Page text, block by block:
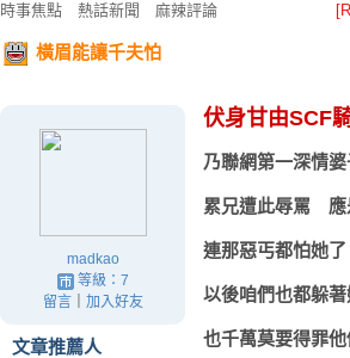
時事焦點 熱話新聞 麻辣評論
橫眉能讓千夫怕
madkao
等級：7
留言｜ 加入好友
文章推薦人
伏身甘由SCF
乃聯網第一深情
累兄遭此辱罵
連那惡丐都怕她
以後咱們也都躲
也千萬莫要得罪